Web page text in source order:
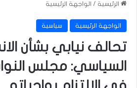
الرئيسية / الواجهة الرئيسية
الواجهة الرئيسية سياسية
تحالف نيابي بشأن
السياسي: مجلس